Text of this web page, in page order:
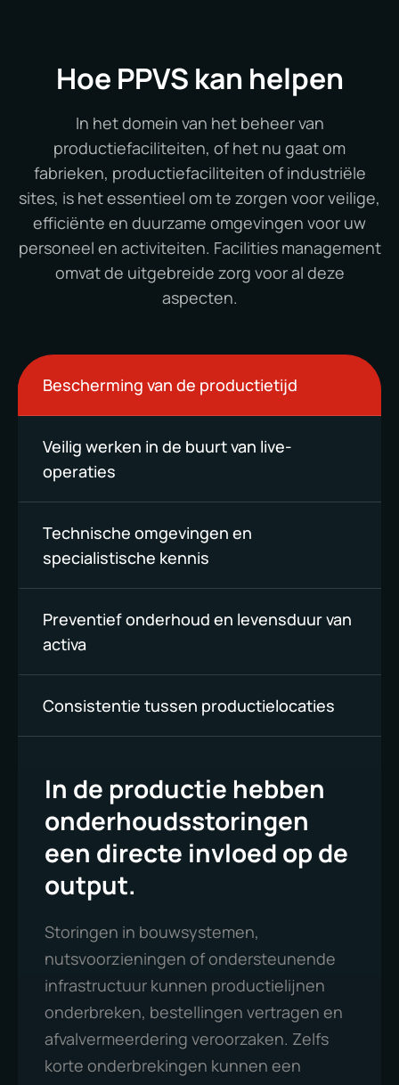
Hoe PPVS kan helpen
In het domein van het beheer van
productiefaciliteiten, of het nu gaat om
fabrieken, productiefaciliteiten of industriële
sites, is het essentieel om te zorgen voor veilige,
efficiënte en duurzame omgevingen voor uw
personeel en activiteiten. Facilities management
omvat de uitgebreide zorg voor al deze
aspecten.
Bescherming van de productietijd
Veilig werken in de buurt van live-
operaties
Technische omgevingen en
specialistische kennis
Preventief onderhoud en levensduur van
activa
Consistentie tussen productielocaties
In de productie hebben
onderhoudsstoringen
een directe invloed op de
output.
Storingen in bouwsystemen,
nutsvoorzieningen of ondersteunende
infrastructuur kunnen productielijnen
onderbreken, bestellingen vertragen en
afvalvermeerdering veroorzaken. Zelfs
korte onderbrekingen kunnen een